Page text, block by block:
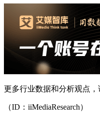
更多行业数据和分析观点
（ID：iiMediaResearch）